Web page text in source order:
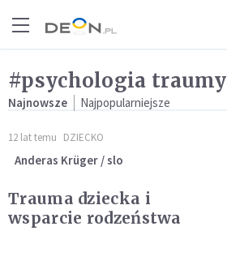
#psychologia traumy
Najnowsze Najpopularniejsze
12 lat temu DZIECKO
Anderas Krüger / slo
Trauma dziecka i
wsparcie rodzeństwa